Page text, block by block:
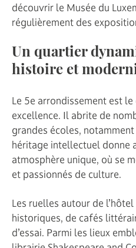
découvrir le Musée du
régulièrement des
Un quartier
histoire et
Le 5e arrondissement est
excellence. Il abrite de
grandes écoles,
héritage intellectuel donne
atmosphère unique, où se
et passionnés de culture.
Les ruelles autour de
historiques, de cafés
d’essai. Parmi les lieux